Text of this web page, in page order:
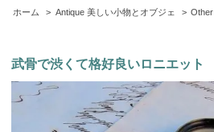
ホーム > Antique 美しい小物とオブジェ > Other
武骨で渋くて格好良いロニエット